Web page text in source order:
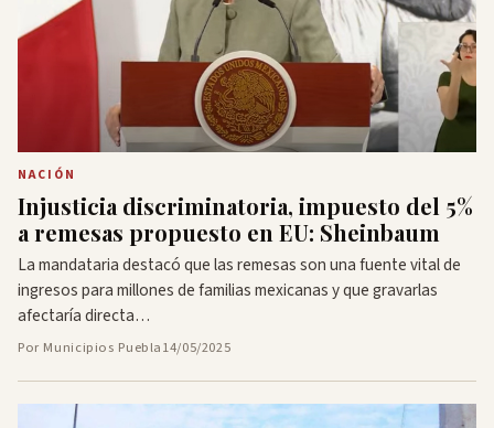
NACIÓN
Injusticia discriminatoria, impuesto del 5%
a remesas propuesto en EU: Sheinbaum
La mandataria destacó que las remesas son una fuente vital de
ingresos para millones de familias mexicanas y que gravarlas
afectaría directa…
Por Municipios Puebla14/05/2025